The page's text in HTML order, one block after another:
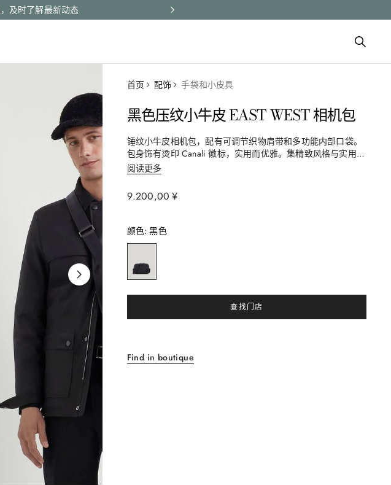
，及时了解最新动态
首页 配饰 手袋和小皮具
黑色压纹小牛皮 EAST WEST 相机包
锤纹小牛皮相机包，配有可调节织物肩带和多功能内部口袋。
包身饰有烫印 Canali 徽标，实用而优雅。集精致风格与实用功
能于一身，是当代男士日常活动的理想伴侣。
阅读更多
¥
9 ,
200
. 00
颜色:黑色
查找门店
Find in boutique